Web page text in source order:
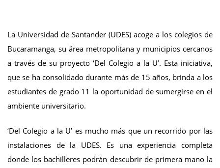
La Universidad de Santander (UDES) acoge a los colegios de
Bucaramanga, su área metropolitana y municipios cercanos
a través de su proyecto ‘Del Colegio a la U’. Esta iniciativa,
que se ha consolidado durante más de 15 años, brinda a los
estudiantes de grado 11 la oportunidad de sumergirse en el
ambiente universitario.
‘Del Colegio a la U’ es mucho más que un recorrido por las
instalaciones de la UDES. Es una experiencia completa
donde los bachilleres podrán descubrir de primera mano la